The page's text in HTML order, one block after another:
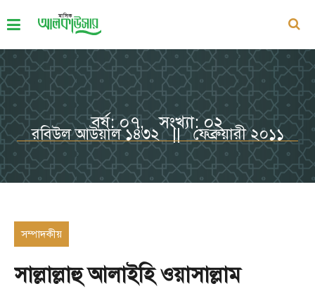
বর্ষ: ০৭, সংখ্যা: ০২
রবিউল আউয়াল ১৪৩২ || ফেব্রুয়ারী ২০১১
সম্পাদকীয়
সাল্লাল্লাহু আলাইহি ওয়াসাল্লাম